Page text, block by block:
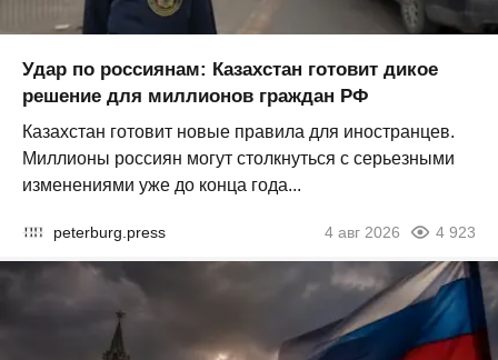
Удар по россиянам: Казахстан готовит дикое
решение для миллионов граждан РФ
Казахстан готовит новые правила для иностранцев.
Миллионы россиян могут столкнуться с серьезными
изменениями уже до конца года...
peterburg.press 4 авг 2026 4 923